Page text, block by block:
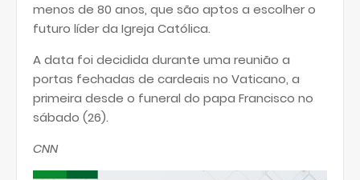
menos de 80 anos, que são aptos a escolher o
futuro líder da Igreja Católica.
A data foi decidida durante uma reunião a
portas fechadas de cardeais no Vaticano, a
primeira desde o funeral do papa Francisco no
sábado (26).
CNN